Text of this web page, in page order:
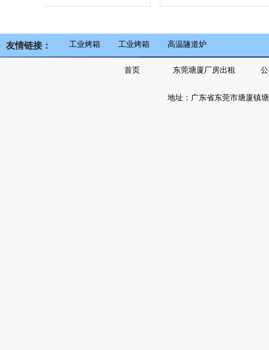
友情链接： 工业烤箱 工业烤箱 高温隧道炉
首页 东莞塘厦厂房出租
地址：广东省东莞市塘厦